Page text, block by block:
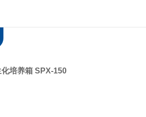
培养箱 SPX-150